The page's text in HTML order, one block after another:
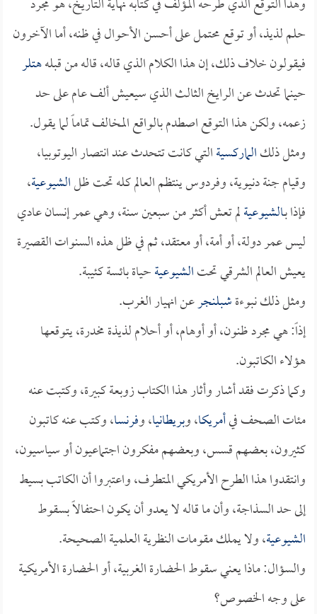
حلم لذيذ، أو توقع محتمل على أحسن الأحوال في ظنه، أما الآخرون
فيقولون خلاف ذلك، إن هذا الكلام الذي قاله، قاله من قبلههتلر
حينما تحدث عن الرايخ الثالث الذي سيعيش ألف عام على حد
زعمه، ولكن هذا التوقع اصطدم بالواقع المخالف تماماً لما يقول.
ومثل ذلكالماركسيةالتي كانت تتحدث عند انتصار اليوتوبيا،
وقيام جنة دنيوية، وفردوس ينتظم العالم كله تحت ظلالشيوعية،
فإذا بـالشيوعيةلم تعش أكثر من سبعين سنة، وهي عمر إنسان عادي
ليس عمر دولة، أو أمة، أو معتقد، ثم في ظل هذه السنوات القصيرة
يعيش العالم الشرقي تحتالشيوعيةحياة بائسة كئيبة.
ومثل ذلك نبوءةشبلنجرعن انهيار الغرب.
إذاً: هي مجرد ظنون، أو أوهام، أو أحلام لذيذة مخدرة، يتوقعها
هؤلاء الكاتبون.
وكما ذكرت فقد أشار وأثار هذا الكتاب زوبعة كبيرة، وكتبت عنه
مئات الصحف فيأمريكا، وبريطانيا، وفرنسا، وكتب عنه كاتبون
كثيرون، بعضهم قسس، وبعضهم مفكرون اجتماعيون أو سياسيون،
وانتقدوا هذا الطرح الأمريكي المتطرف، واعتبروا أن الكاتب بسيط
إلى حد السذاجة، وأن ما قاله لا يعدو أن يكون احتفالاً بسقوط
الشيوعية، ولا يملك مقومات النظرية العلمية الصحيحة.
والسؤال: ماذا يعني سقوط الحضارة الغربية، أو الحضارة الأمريكية
على وجه الخصوص؟